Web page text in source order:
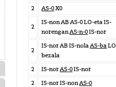
2
AS-0X0
2
IS-non AB AS-0 LO-eta IS-
norenganAS-n-0IS-nor
2
IS-nor AB IS-nolaAS-ba
bezala
2
IS-norAS-0IS-nor
2
IS-nor IS-nonAS-0